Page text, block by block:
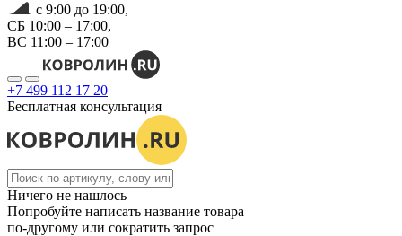
с 9:00 до 19:00,
СБ 10:00 – 17:00,
ВС 11:00 – 17:00
+7 499 112 17 20
Бесплатная консультация
Ничего не нашлось
Попробуйте написать название товара
по-другому или сократить запрос